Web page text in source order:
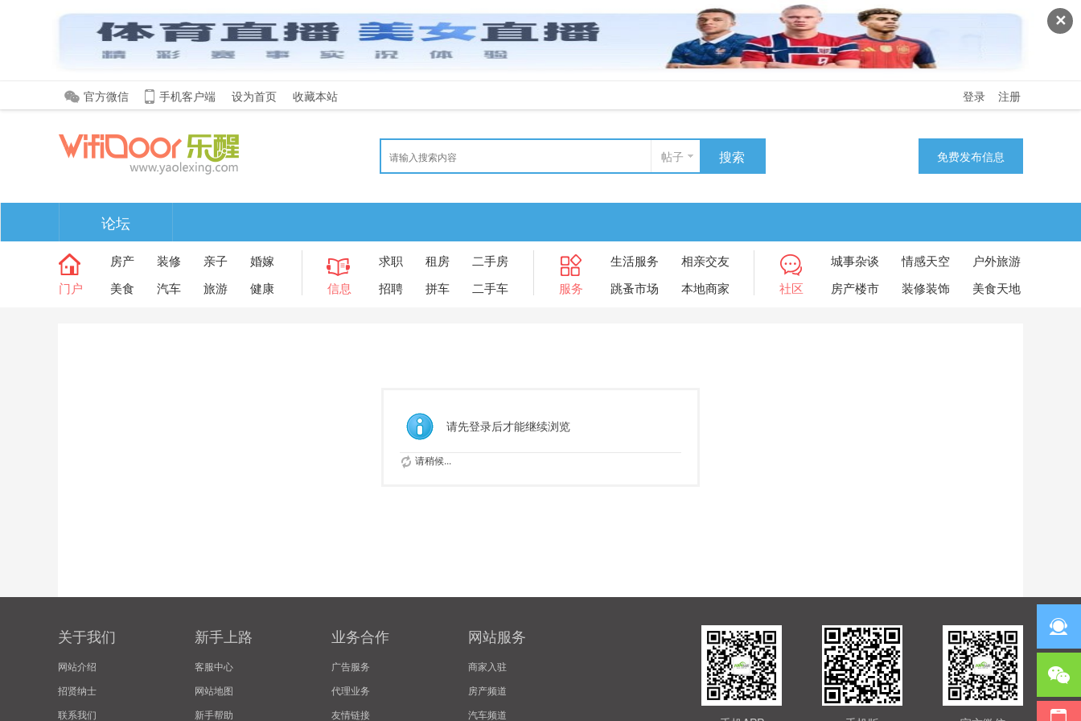
✕
官方微信 手机客户端 设为首页 收藏本站 登录 注册
帖子 搜索 免费发布信息
论坛
门户
房产 装修 亲子
婚嫁
美食
汽车 旅游 健康 信息
求职 租房
二手房
招聘
拼车 二手车 服务
生活服务
相亲交友
跳蚤市场
本地商家 社区
城事杂谈 情感天空
户外旅游
房产楼市
装修装饰 美食天地
请先登录后才能继续浏览
请稍候...
关于我们
网站介绍
招贤纳士
联系我们
新手上路
客服中心
网站地图
新手帮助
业务合作
广告服务
代理业务
友情链接
网站服务
商家入驻
房产频道
汽车频道